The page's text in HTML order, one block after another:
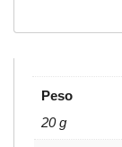
Peso
20 g